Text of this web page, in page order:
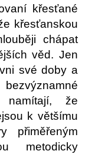
křesťané
křesťanskou
chápat
věd. Jen
své doby a
namítají, že
k většímu
přiměřeným
metodicky